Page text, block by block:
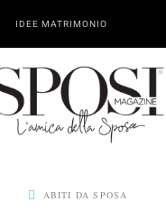
IDEE MATRIMONIO
ABITI DA SPOSA